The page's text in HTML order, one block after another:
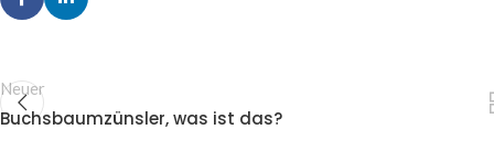
Neuer
Buchsbaumzünsler, was ist das?